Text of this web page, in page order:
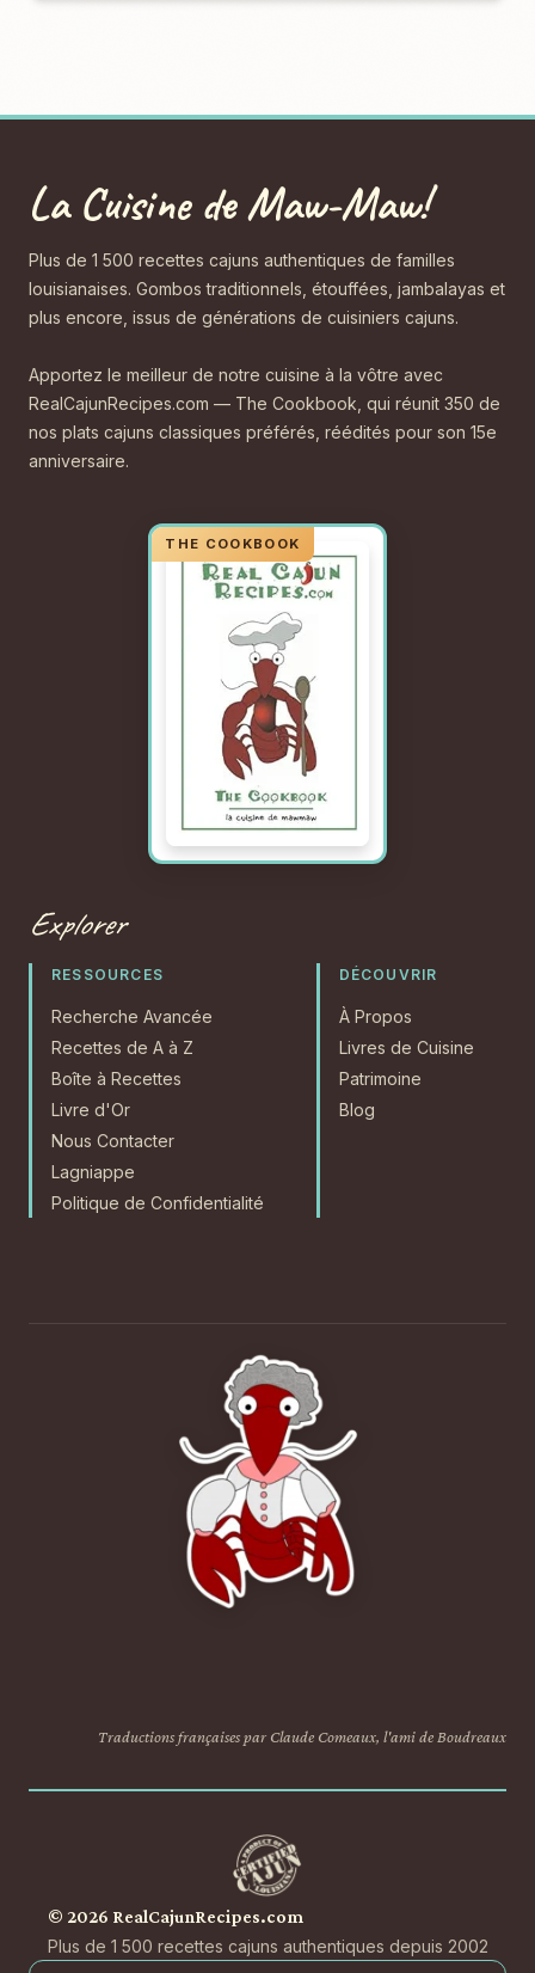
La Cuisine de Maw-Maw!
Plus de 1 500 recettes cajuns authentiques de familles
louisianaises. Gombos traditionnels, étouffées, jambalayas et
plus encore, issus de générations de cuisiniers cajuns.
Apportez le meilleur de notre cuisine à la vôtre avec
RealCajunRecipes.com — The Cookbook, qui réunit 350 de
nos plats cajuns classiques préférés, réédités pour son 15e
anniversaire.
Explorer
RESSOURCES
Recherche Avancée
Recettes de A à Z
Boîte à Recettes
Livre d'Or
Nous Contacter
Lagniappe
Politique de Confidentialité
DÉCOUVRIR
À Propos
Livres de Cuisine
Patrimoine
Blog
Traductions françaises par Claude Comeaux, l'ami de Boudreaux
© 2026 RealCajunRecipes.com
Plus de 1 500 recettes cajuns authentiques depuis 2002